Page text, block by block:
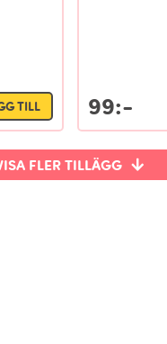
TILL 99:-
FLER TILLÄGG